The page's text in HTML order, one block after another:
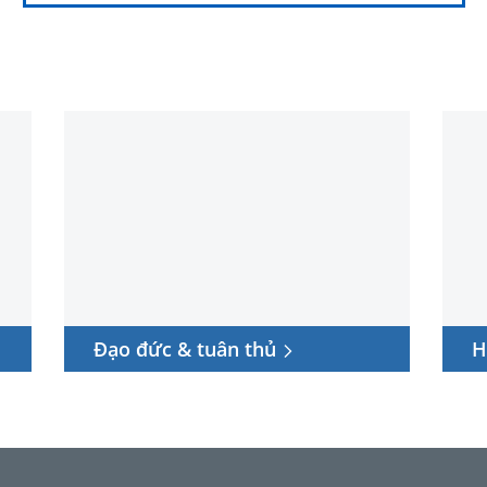
Đạo đức & tuân thủ